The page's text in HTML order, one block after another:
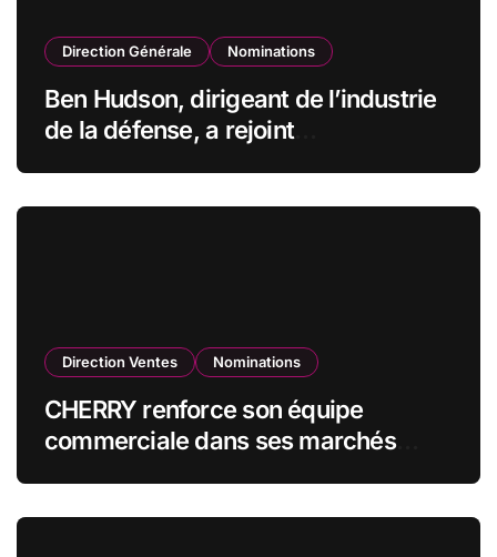
Direction Générale Nominations
Ben Hudson, dirigeant de l’industrie
de la défense, a rejoint
Direction Ventes Nominations
CHERRY renforce son équipe
commerciale dans ses marchés